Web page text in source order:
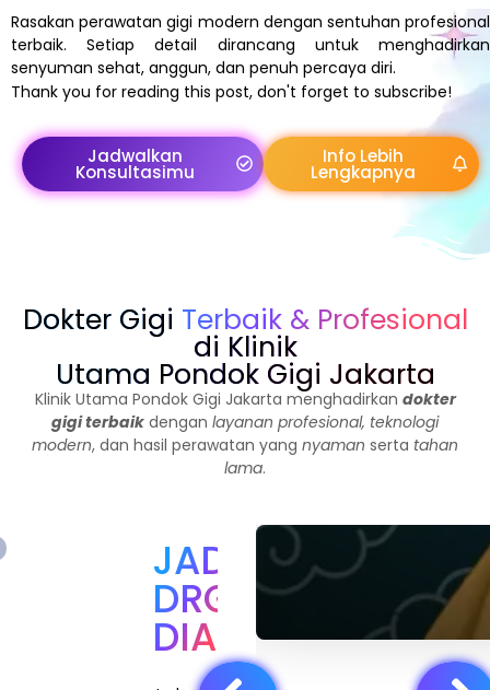
Rasakan perawatan gigi modern dengan sentuhan profesional
terbaik. Setiap detail dirancang untuk menghadirkan
senyuman sehat, anggun, dan penuh percaya diri.
Thank you for reading this post, don't forget to subscribe!
Jadwalkan
Konsultasimu
Info Lebih
Lengkapnya
Dokter Gigi Terbaik & Profesional
di Klinik
Utama Pondok Gigi Jakarta
Klinik Utama Pondok Gigi Jakarta menghadirkan dokter
gigi terbaik dengan layanan profesional, teknologi
modern, dan hasil perawatan yang nyaman serta tahan
lama.
JADWAL
DRG.
DIANTI
Konsultasikan
Sekarang!
Konsultasikan
Sekarang!
Konsultasikan
Sekarang!
Konsultasikan
Sekarang!
Konsultasikan
Sekarang!
Konsultasikan
Sekarang!
Konsultasikan
Sekarang!